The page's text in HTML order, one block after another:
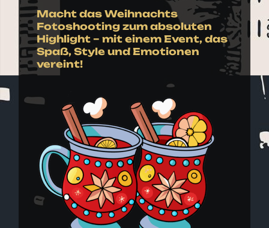
Macht das Weihnachts
Fotoshooting zum absoluten
Highlight – mit einem Event, das
Spaß, Style und Emotionen
vereint!